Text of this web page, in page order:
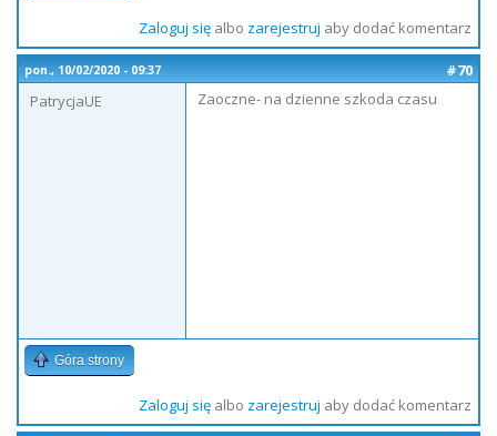
Zaloguj sięalbo zarejestruj aby dodać komentarz
pon., 10/02/2020 - 09:37
#70
PatrycjaUE
Zaoczne- na dzienne szkoda czasu
Góra strony
Zaloguj sięalbo zarejestruj aby dodać komentarz